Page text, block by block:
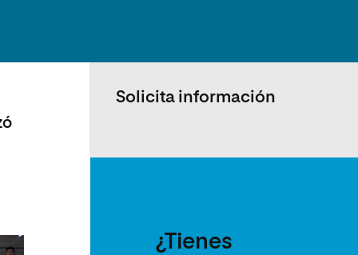
Solicita información
¿Tienes